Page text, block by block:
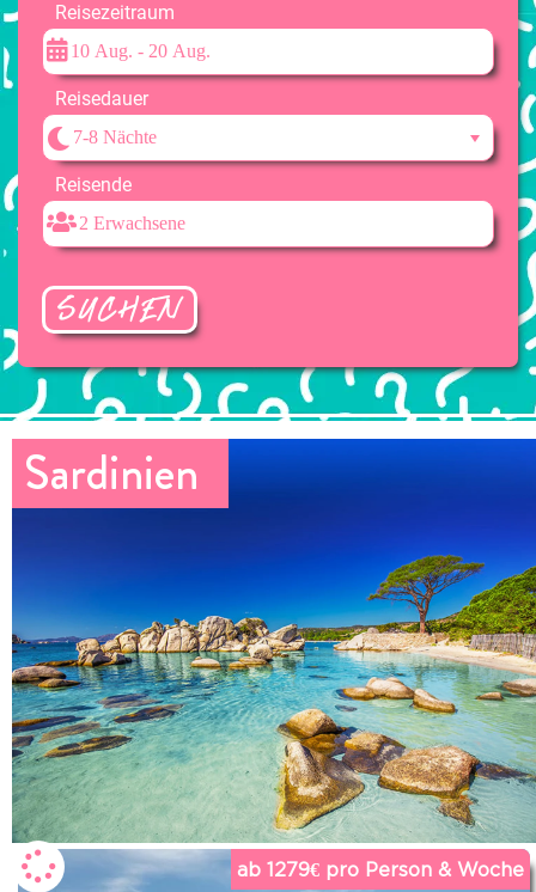
Reisezeitraum
Reisedauer
Reisende
SUCHEN
Sardinien
ab 1279€ pro Person & Woche